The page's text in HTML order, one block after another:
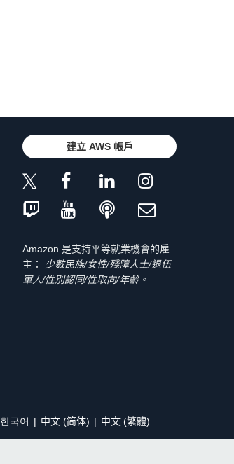
建立 AWS 帳戶
Amazon 是支持平等就業機會的雇
主：
少數民族/女性/殘障人士/退伍
軍人/性別認同/性取向/年齡。
한국어 中文 (简体) 中文 (繁體)